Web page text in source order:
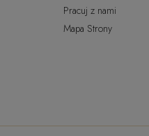
Pracuj z nami
Mapa Strony